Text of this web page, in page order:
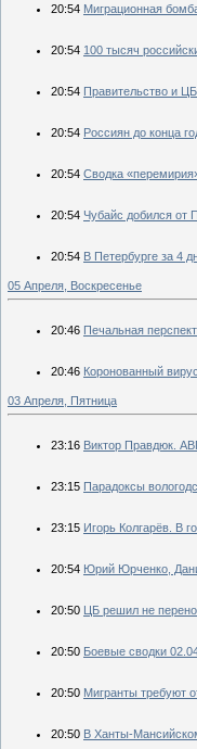
20:54 Миграционная
20:54 100 тысяч
20:54 Правительство и
20:54 Россиян до конца
20:54 Сводка
20:54 Чубайс добился от
20:54 В Петербурге за 4
05 Апреля, Воскресенье
20:46 Печальная
20:46 Коронованный
03 Апреля, Пятница
23:16 Виктор Правдюк.
23:15 Парадоксы
23:15 Игорь Колгарёв. В
20:54 Юрий Юрченко,
20:50 ЦБ решил не
20:50 Боевые сводки
20:50 Мигранты требуют
20:50 В Ханты-